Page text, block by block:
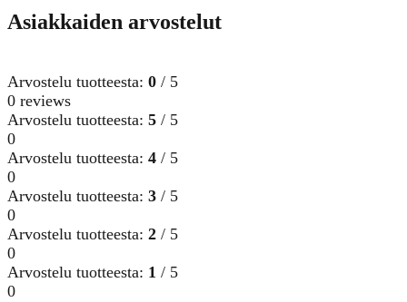
Asiakkaiden arvostelut
Arvostelu tuotteesta: 0 / 5
0 reviews
Arvostelu tuotteesta: 5 / 5
0
Arvostelu tuotteesta: 4 / 5
0
Arvostelu tuotteesta: 3 / 5
0
Arvostelu tuotteesta: 2 / 5
0
Arvostelu tuotteesta: 1 / 5
0